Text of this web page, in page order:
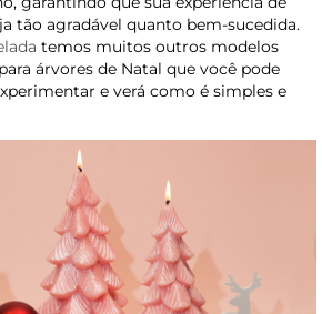
tão agradável quanto bem-sucedida.
temos muitos outros modelos
árvores de Natal que você pode
e verá como é simples e